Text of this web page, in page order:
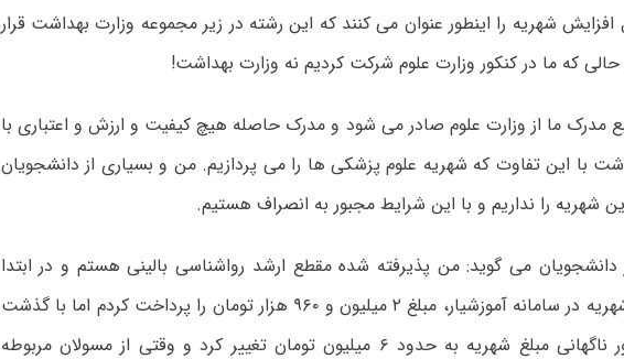
افزایش شهریه را اینطور عنوان می کنند که این رشته در زیر مجموعه وزارت بهداشت قرار
که ما در کنکور وزارت علوم شرکت کردیم نه وزارت بهداشت!
مدرک ما از وزارت علوم صادر می شود و مدرک حاصله هیچ کیفیت و ارزش و اعتباری با
با این تفاوت که شهریه علوم پزشکی ها را می پردازیم. من و بسیاری از دانشجویان
شهریه را نداریم و با این شرایط مجبور به انصراف هستیم.
دانشجویان می گوید: من پذیرفته شده مقطع ارشد رواشناسی بالینی هستم و در ابتدا
برای پرداخت شهریه در سامانه آموزشیار، مبلغ ۲ میلیون و ۹۶۰ هزار تومان را پرداخت کردم اما با گذشت
چند روز به طور ناگهانی مبلغ شهریه به حدود ۶ میلیون تومان تغییر کرد و وقتی از مسولان مربوطه